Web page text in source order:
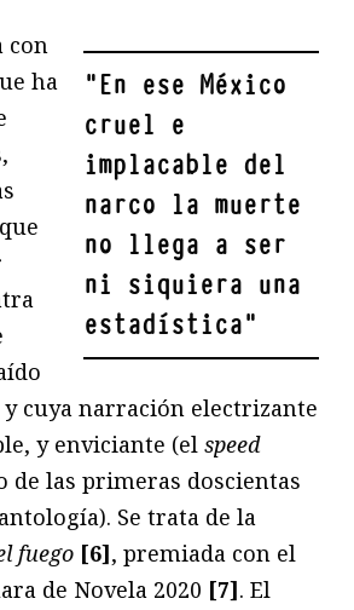
"En ese México
cruel e
implacable del
narco la muerte
no llega a ser
ni siquiera una
estadística"
con
ha
cuya narración electrizante
y enviciante (el speed
las primeras doscientas
Se trata de la
fuego [6], premiada con el
de Novela 2020 [7]. El